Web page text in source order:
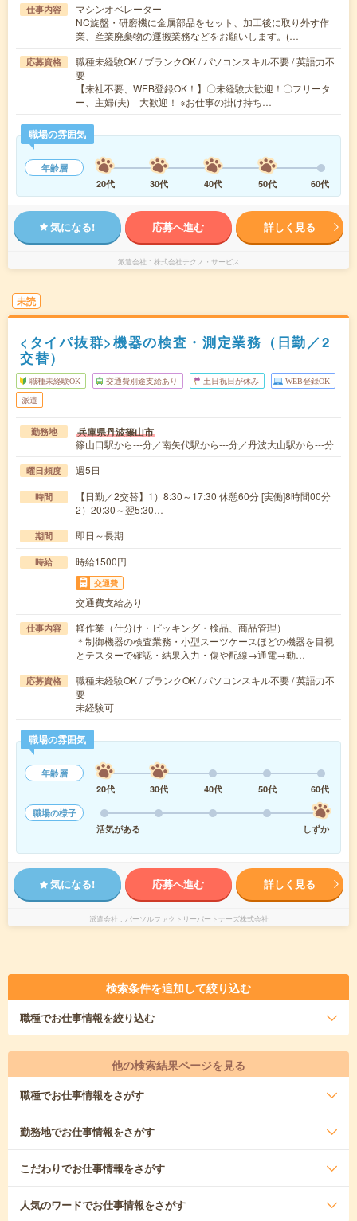
仕事内容
マシンオペレーター
NC旋盤・研磨機に金属部品をセット、加工後に取り外す作
業、産業廃棄物の運搬業務などをお願いします。(…
応募資格
職種未経験OK / ブランクOK / パソコンスキル不要 / 英語力不
要
【来社不要、WEB登録OK！】〇未経験大歓迎！〇フリータ
ー、主婦(夫) 大歓迎！ ※お仕事の掛け持ち…
職場の雰囲気
年齢層
20代
30代 40代 50代 60代
気になる! 応募へ進む 詳しく見る
派遣会社 株式会社テクノ・サービス
未読
<タイパ抜群>機器の検査・測定業務（日勤／2
交替）
職種未経験OK 交通費別途支給あり 土日祝日が休み WEB登録OK
派遣
勤務地 兵庫県丹波篠山市
篠山口駅から---分／南矢代駅から---分／丹波大山駅から---分
曜日頻度 週5日
時間
【日勤／2交替】1）8:30～17:30 休憩60分 [実働]8時間00分
2）20:30～翌5:30…
期間 即日～長期
時給 時給1500円
交通費
交通費支給あり
仕事内容
軽作業（仕分け・ピッキング・検品、商品管理）
＊制御機器の検査業務・小型スーツケースほどの機器を目視
とテスターで確認・結果入力・傷や配線→通電→動…
応募資格
職種未経験OK / ブランクOK / パソコンスキル不要 / 英語力不
要
未経験可
職場の雰囲気
年齢層
20代
30代 40代 50代
60代
職場の様子
活気がある
しずか
気になる! 応募へ進む 詳しく見る
派遣会社 パーソルファクトリーパートナーズ株式会社
検索条件を追加して絞り込む
職種でお仕事情報を絞り込む
他の検索結果ページを見る
職種でお仕事情報をさがす
勤務地でお仕事情報をさがす
こだわりでお仕事情報をさがす
人気のワードでお仕事情報をさがす